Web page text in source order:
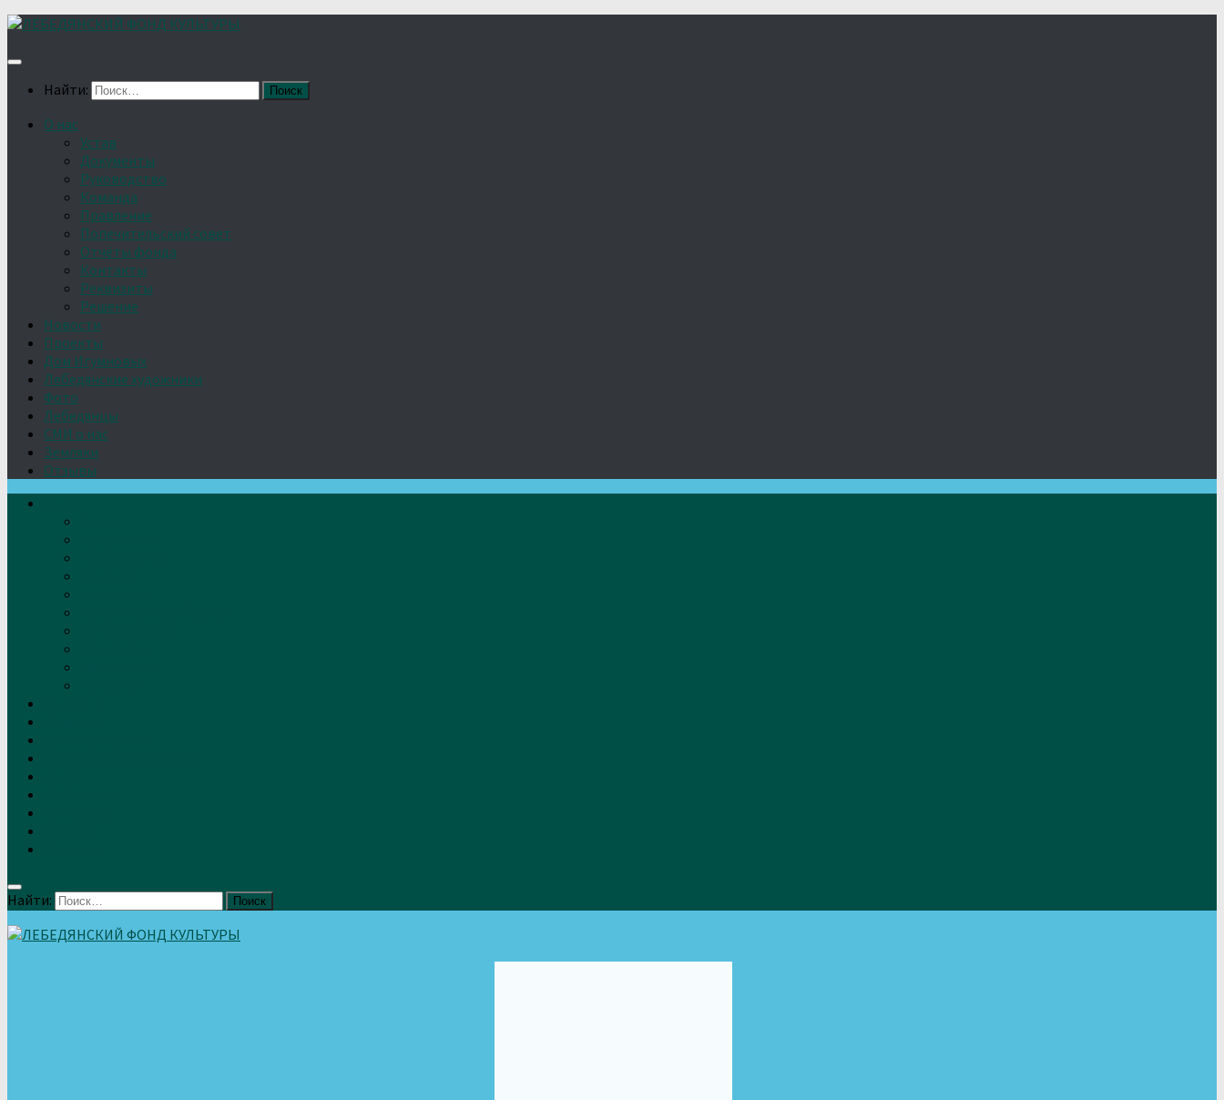
Найти:
О нас
Устав
Документы
Руководство
Команда
Правление
Попечительский совет
Отчёты фонда
Контакты
Реквизиты
Решение
Новости
Проекты
Дом Игумновых
Лебедянские художники
Фото
Лебедянцы
СМИ о нас
Земляки
Отзывы
Найти: